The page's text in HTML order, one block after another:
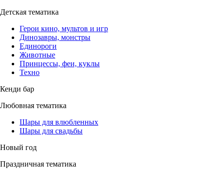
Детская тематика
Герои кино, мультов и игр
Динозавры, монстры
Единороги
Животные
Принцессы, феи, куклы
Техно
Кенди бар
Любовная тематика
Шары для влюбленных
Шары для свадьбы
Новый год
Праздничная тематика